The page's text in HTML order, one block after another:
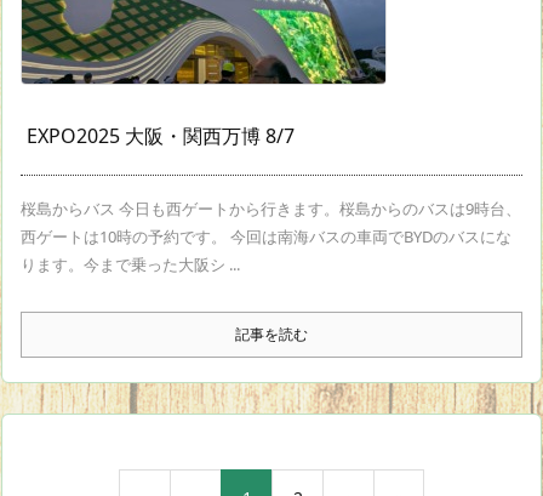
EXPO2025 大阪・関西万博 8/7
桜島からバス 今日も西ゲートから行きます。桜島からのバスは9時台、
西ゲートは10時の予約です。 今回は南海バスの車両でBYDのバスにな
ります。今まで乗った大阪シ ...
記事を読む